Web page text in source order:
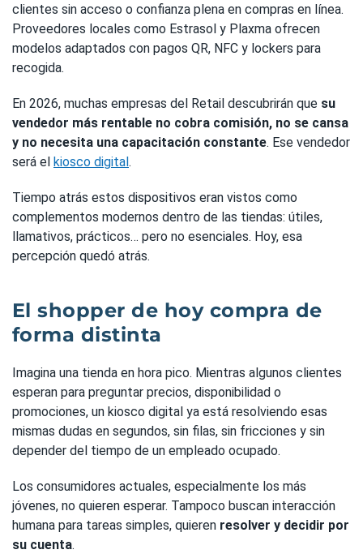
clientes sin acceso o confianza plena en compras en línea.
Proveedores locales como Estrasol y Plaxma ofrecen
modelos adaptados con pagos QR, NFC y lockers para
recogida.
En 2026, muchas empresas del Retail descubrirán que su
vendedor más rentable no cobra comisión, no se cansa
y no necesita una capacitación constante. Ese vendedor
será el kiosco digital.
Tiempo atrás estos dispositivos eran vistos como
complementos modernos dentro de las tiendas: útiles,
llamativos, prácticos… pero no esenciales. Hoy, esa
percepción quedó atrás.
El shopper de hoy compra de
forma distinta
Imagina una tienda en hora pico. Mientras algunos clientes
esperan para preguntar precios, disponibilidad o
promociones, un kiosco digital ya está resolviendo esas
mismas dudas en segundos, sin filas, sin fricciones y sin
depender del tiempo de un empleado ocupado.
Los consumidores actuales, especialmente los más
jóvenes, no quieren esperar. Tampoco buscan interacción
humana para tareas simples, quieren resolver y decidir por
su cuenta.